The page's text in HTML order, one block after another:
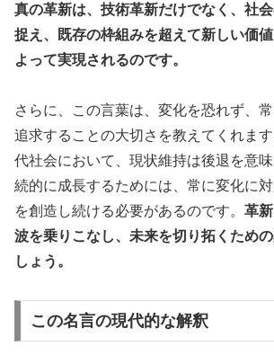
真の革新は、技術革新だけでなく、社
捉え、既存の枠組みを超えて新しい価
よって実現されるのです。
さらに、この言葉は、変化を恐れず、
追求することの大切さを教えてくれま
代社会において、現状維持は後退を意
続的に成長するためには、常に変化に
を創造し続ける必要があるのです。 革
波を乗りこなし、未来を切り拓くため
しょう。
この名言の現代的な解釈